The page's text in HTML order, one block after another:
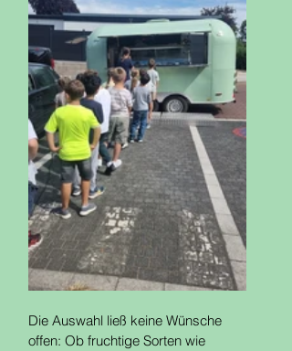
Die Auswahl ließ keine Wünsche
offen: Ob fruchtige Sorten wie